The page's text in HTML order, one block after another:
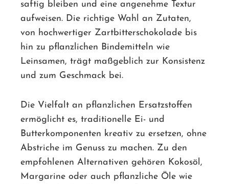
saftig bleiben und eine angenehme Textur
aufweisen. Die richtige Wahl an Zutaten,
von hochwertiger Zartbitterschokolade bis
hin zu pflanzlichen Bindemitteln wie
Leinsamen, trägt maßgeblich zur Konsistenz
und zum Geschmack bei.
Die Vielfalt an pflanzlichen Ersatzstoffen
ermöglicht es, traditionelle Ei- und
Butterkomponenten kreativ zu ersetzen, ohne
Abstriche im Genuss zu machen. Zu den
empfohlenen Alternativen gehören Kokosöl,
Margarine oder auch pflanzliche Öle wie